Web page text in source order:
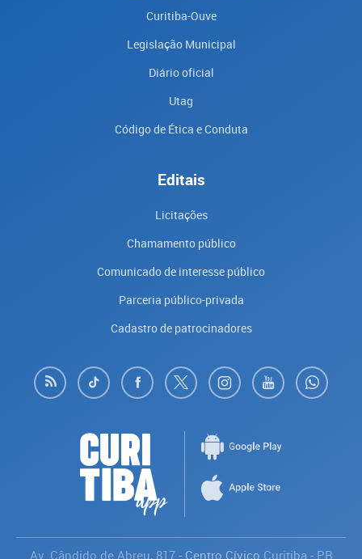
Curitiba-Ouve
Legislação Municipal
Diário oficial
Utag
Código de Ética e Conduta
Editais
Licitações
Chamamento público
Comunicado de interesse público
Parceria público-privada
Cadastro de patrocinadores
Av. Cândido de Abreu, 817- Centro Cívico Curitiba - PR